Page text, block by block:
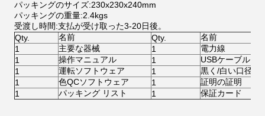
パッキングのサイズ:230x230x240mm
パッキングの重量:2.4kgs
受渡し時間:支払が受け取った3-20日後。
Qty.
名前 Qty.
名前
1
主要な器械 1
電力線
1
操作マニュアル 1
USBケーブル
1
運転ソフトウェア 1
黒く/白い口径測
1
色QCソフトウェア 1
証明の証明
1
パッキング リスト 1 保証カード